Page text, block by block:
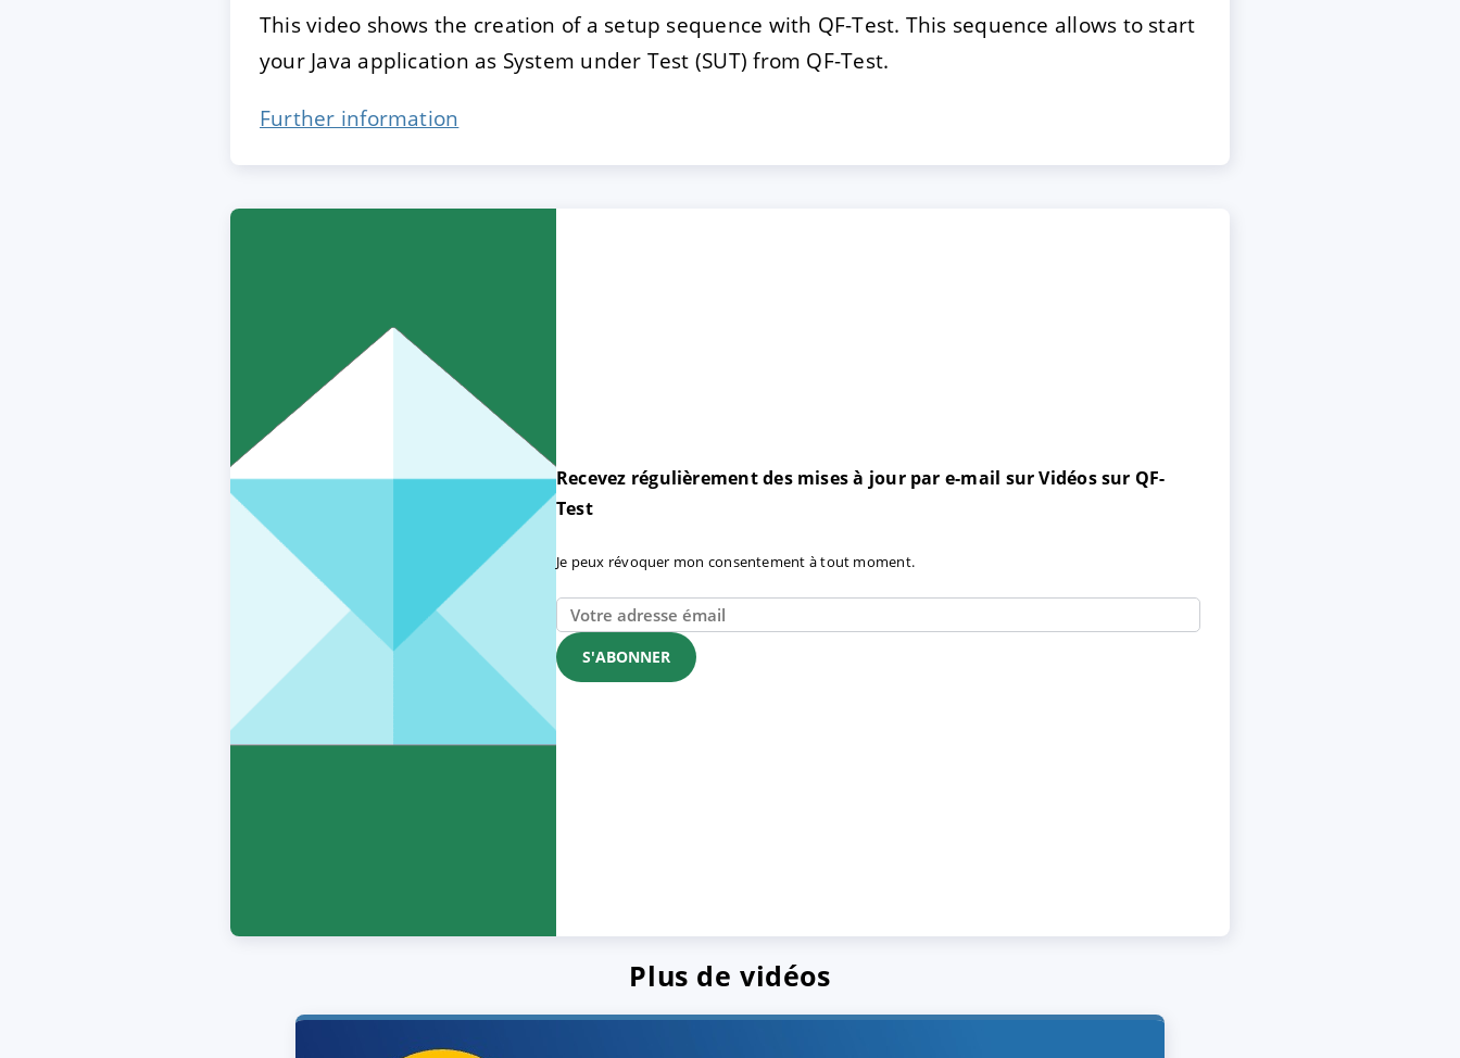
This video shows the creation of a setup sequence with QF-Test. This sequence allows to start
your Java application as System under Test (SUT) from QF-Test.
Further information
Recevez régulièrement des mises à jour par e-mail sur Vidéos sur QF-
Test
Je peux révoquer mon consentement à tout moment.
Plus de vidéos